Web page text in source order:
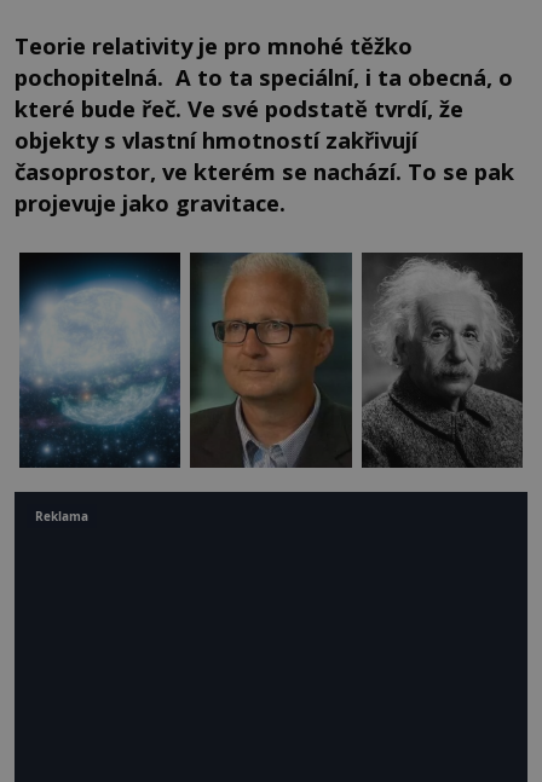
Teorie relativity je pro mnohé těžko
pochopitelná. A to ta speciální, i ta obecná, o
které bude řeč. Ve své podstatě tvrdí, že
objekty s vlastní hmotností zakřivují
časoprostor, ve kterém se nachází. To se pak
projevuje jako gravitace.
Reklama